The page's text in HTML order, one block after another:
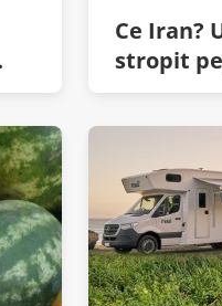
Ce Iran?
stropit
acum o
nucleare